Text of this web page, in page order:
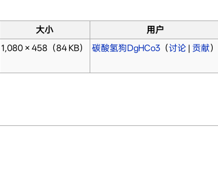
大小
用户
1,080 × 458（84 KB） 碳酸氢狗DgHCo3（讨论| 贡献）